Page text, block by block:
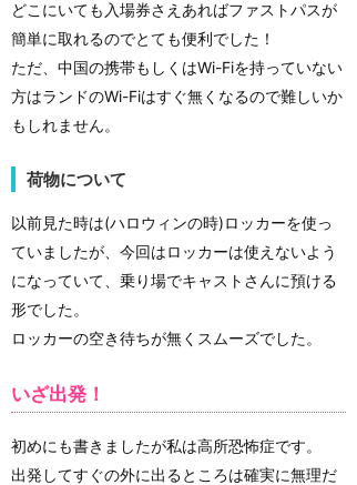
どこにいても入場券さえあればファストパスが
簡単に取れるのでとても便利でした！
ただ、中国の携帯もしくはWi-Fiを持っていない
方はランドのWi-Fiはすぐ無くなるので難しいか
もしれません。
荷物について
以前見た時は(ハロウィンの時)ロッカーを使っ
ていましたが、今回はロッカーは使えないよう
になっていて、乗り場でキャストさんに預ける
形でした。
ロッカーの空き待ちが無くスムーズでした。
いざ出発！
初めにも書きましたが私は高所恐怖症です。
出発してすぐの外に出るところは確実に無理だ